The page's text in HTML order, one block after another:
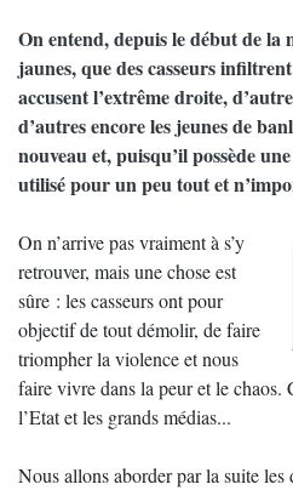
On entend, depuis le début de la
jaunes, que des casseurs
accusent l’extrême droite,
d’autres encore les jeunes de
nouveau et, puisqu’il possède
utilisé pour un peu tout et
On n’arrive pas vraiment à s’y
retrouver, mais une chose est
sûre : les casseurs ont pour
objectif de tout démolir, de faire
triompher la violence et nous
faire vivre dans la peur et le chaos.
l’Etat et les grands médias...
Nous allons aborder par la suite les